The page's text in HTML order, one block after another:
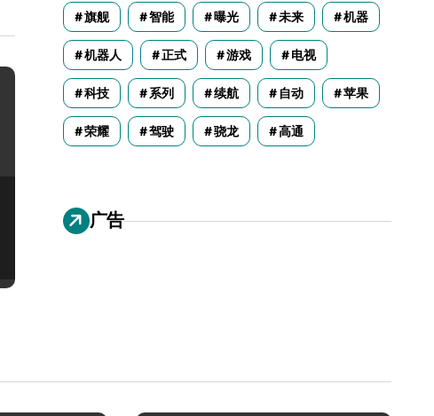
旗舰 智能 曝光 未来 机器
机器人 正式 游戏 电视
科技 系列 续航 自动 苹果
荣耀 驾驶 骁龙 高通
广告